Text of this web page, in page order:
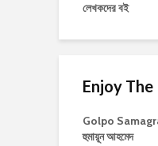
লেখকদের বই
Enjoy
Golpo
হুমায়ূন আহমেদ